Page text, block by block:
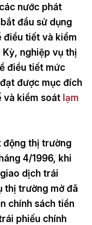
nước phát
đầu sử dụng
điều tiết và kiểm
nghiệp vụ thị
điều tiết mức
được mục đích
và kiểm soát lạm
động thị trường
4/1996, khi
dịch trái
thị trường mở đã
chính sách tiền
phiếu chính